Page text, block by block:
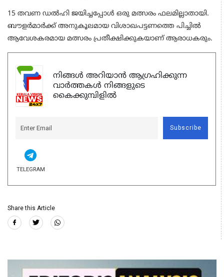
15 തവണ ഡല്‍ഹി ജയിച്ചപ്പോള്‍ ഒരു മത്സരം ഫലമില്ലാതായി.
ബൗളര്‍മാര്‍ക്ക് അനുകൂലമായ വിശാഖപട്ടണത്തെ പിച്ചില്‍
ആവേശകരമായ മത്സരം പ്രതീക്ഷിക്കുകയാണ് ആരാധകരും.
നിങ്ങൾ അറിയാൻ ആഗ്രഹിക്കുന്ന
വാർത്തകൾ നിങ്ങളുടെ
കൈക്കുമ്പിളിൽ
Subscribe
TELEGRAM
Share this Article